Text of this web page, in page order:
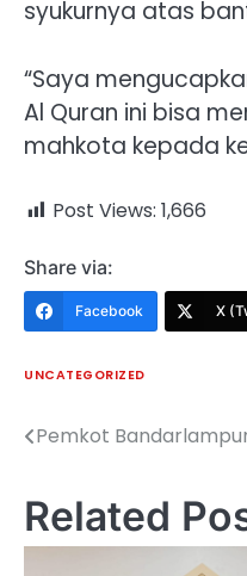
syukurnya atas
“Saya
Al Quran ini bisa
mahkota kepada
Post Views: 1,666
Share via:
Facebook X
UNCATEGORIZED
Navigasi
Pemkot
Related